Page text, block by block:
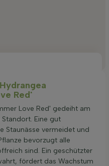
Red'
Love Red' gedeiht am
Eine gut
Staunässe vermeidet und
bevorzugt alle
sind. Ein geschützter
fördert das Wachstum